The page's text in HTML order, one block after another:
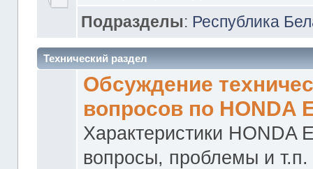
Подразделы: Республика
Технический раздел
Обсуждение
вопросов по HONDA
Характеристики HONDA
вопросы, проблемы и т.п.